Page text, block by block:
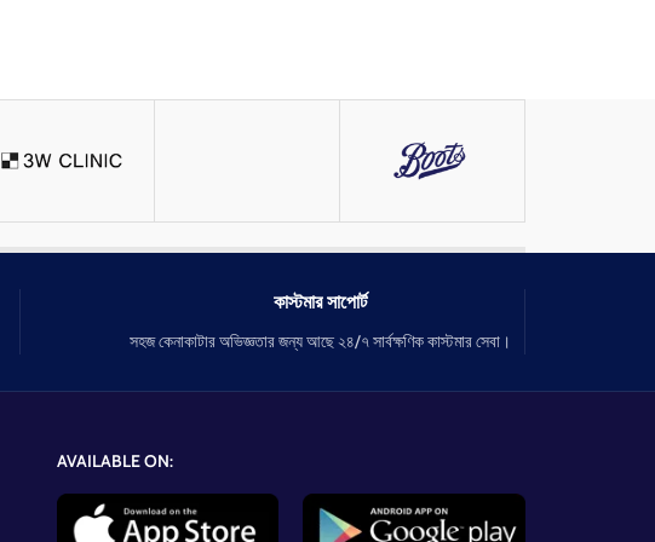
কাস্টমার সাপোর্ট
সহজ কেনাকাটার অভিজ্ঞতার জন্য আছে ২৪/৭ সার্বক্ষণিক কাস্টমার সেবা।
AVAILABLE ON: